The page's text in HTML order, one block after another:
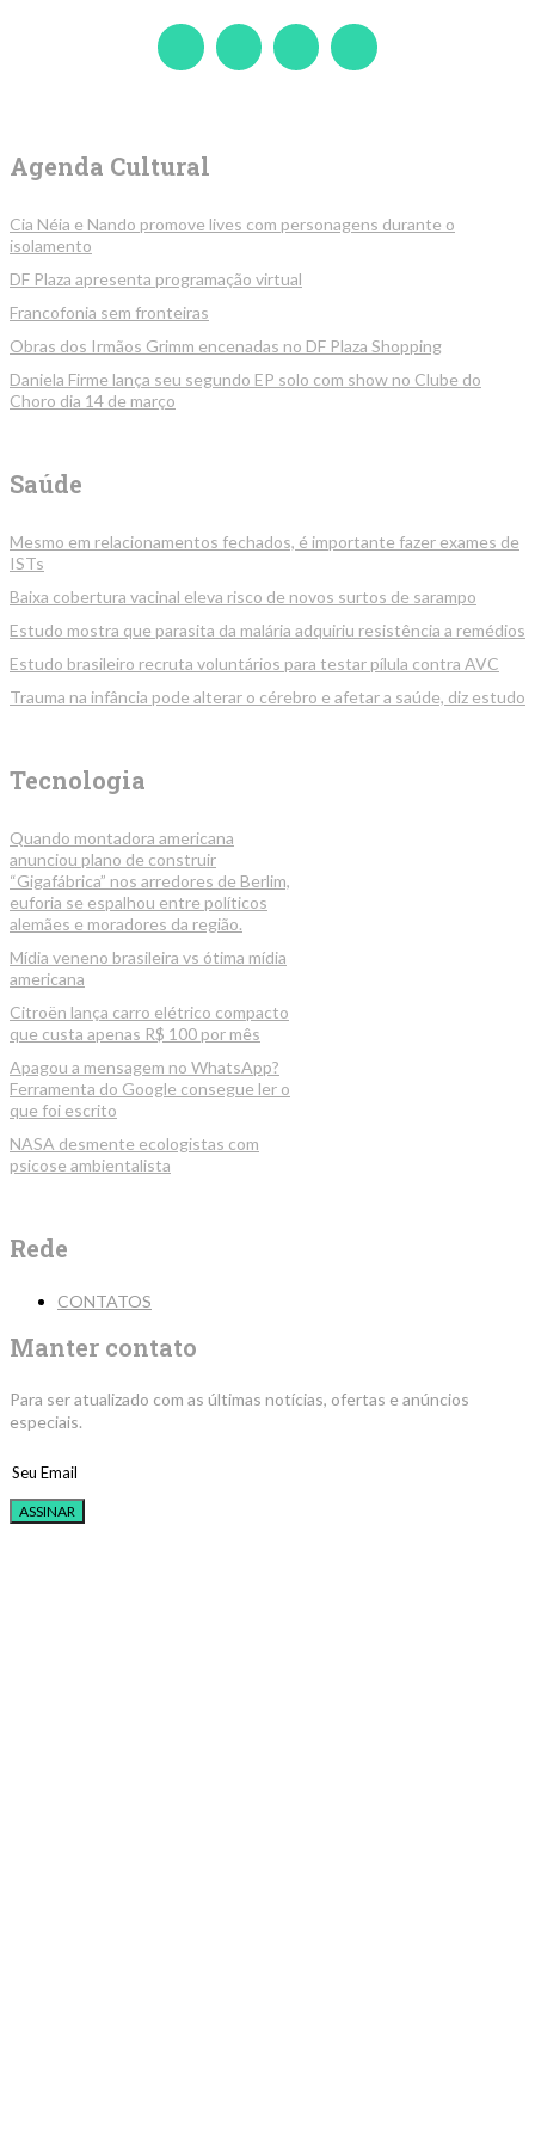
Agenda Cultural
Cia Néia e Nando promove lives com personagens durante o
isolamento
DF Plaza apresenta programação virtual
Francofonia sem fronteiras
Obras dos Irmãos Grimm encenadas no DF Plaza Shopping
Daniela Firme lança seu segundo EP solo com show no Clube do
Choro dia 14 de março
Saúde
Mesmo em relacionamentos fechados, é importante fazer exames de
ISTs
Baixa cobertura vacinal eleva risco de novos surtos de sarampo
Estudo mostra que parasita da malária adquiriu resistência a remédios
Estudo brasileiro recruta voluntários para testar pílula contra AVC
Trauma na infância pode alterar o cérebro e afetar a saúde, diz estudo
Tecnologia
Quando montadora americana
anunciou plano de construir
“Gigafábrica” nos arredores de Berlim,
euforia se espalhou entre políticos
alemães e moradores da região.
Mídia veneno brasileira vs ótima mídia
americana
Citroën lança carro elétrico compacto
que custa apenas R$ 100 por mês
Apagou a mensagem no WhatsApp?
Ferramenta do Google consegue ler o
que foi escrito
NASA desmente ecologistas com
psicose ambientalista
Rede
CONTATOS
Manter contato
Para ser atualizado com as últimas notícias, ofertas e anúncios
especiais.
ASSINAR